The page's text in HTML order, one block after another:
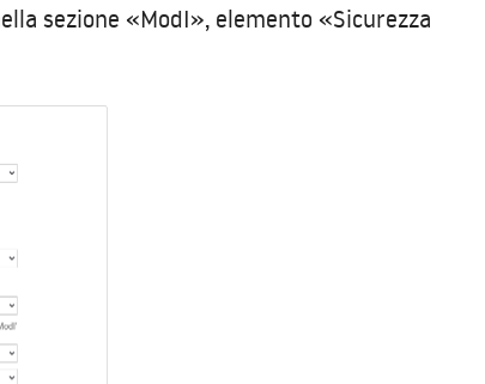
sezione «ModI», elemento «Sicurezza